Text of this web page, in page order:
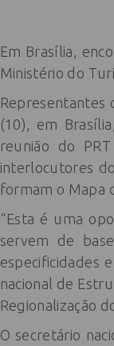
Em Brasília,
Ministério do
Representantes
(10), em
reunião do
interlocutores
formam o Mapa
“Esta é uma
servem de
especificidades
nacional de
Regionalização
O secretário